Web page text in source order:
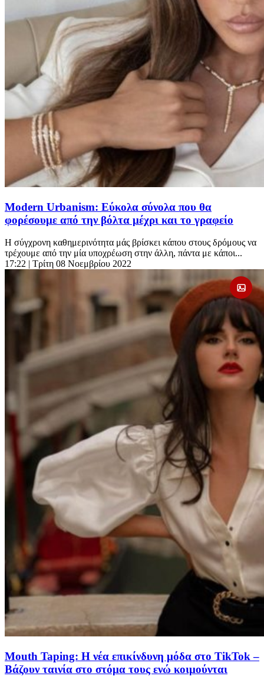
Modern Urbanism: Εύκολα σύνολα που θα
φορέσουμε από την βόλτα μέχρι και το γραφείο
Η σύγχρονη καθημερινότητα μάς βρίσκει κάπου στους δρόμους να
τρέχουμε από την μία υποχρέωση στην άλλη, πάντα με κάποι...
17:22 | Τρίτη 08 Νοεμβρίου 2022
Mouth Taping: Η νέα επικίνδυνη μόδα στο TikTok –
Βάζουν ταινία στο στόμα τους ενώ κοιμούνται